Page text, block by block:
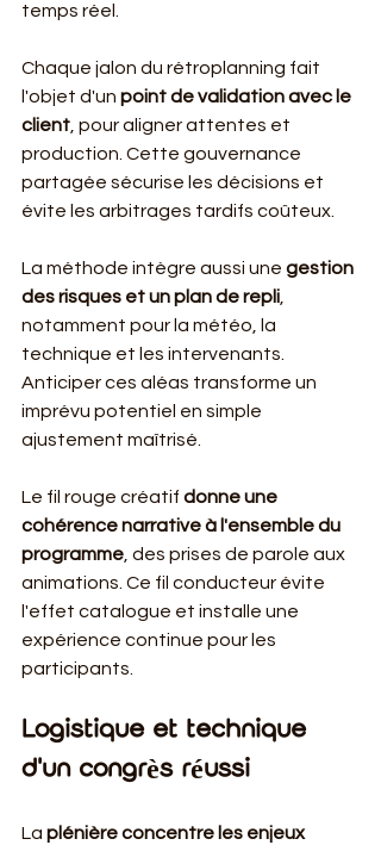
temps réel.
Chaque jalon du rétroplanning fait
l'objet d'un point de validation avec le
client, pour aligner attentes et
production. Cette gouvernance
partagée sécurise les décisions et
évite les arbitrages tardifs coûteux.
La méthode intègre aussi une gestion
des risques et un plan de repli,
notamment pour la météo, la
technique et les intervenants.
Anticiper ces aléas transforme un
imprévu potentiel en simple
ajustement maîtrisé.
Le fil rouge créatif donne une
cohérence narrative à l'ensemble du
programme, des prises de parole aux
animations. Ce fil conducteur évite
l'effet catalogue et installe une
expérience continue pour les
participants.
Logistique et technique
d'un congrès réussi
La plénière concentre les enjeux